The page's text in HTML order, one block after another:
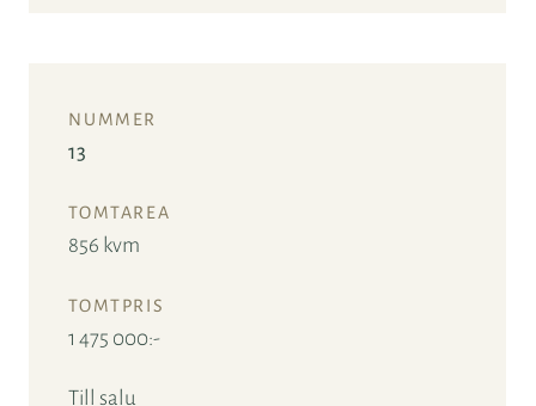
13
856 kvm
1 475 000:-
Till salu